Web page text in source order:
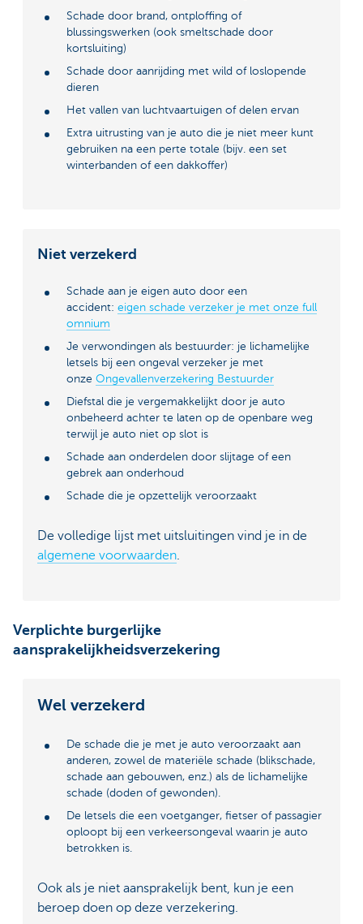
Schade door brand, ontploffing of
blussingswerken (ook smeltschade door
kortsluiting)
Schade door aanrijding met wild of loslopende
dieren
Het vallen van luchtvaartuigen of delen ervan
Extra uitrusting van je auto die je niet meer kunt
gebruiken na een perte totale (bijv. een set
winterbanden of een dakkoffer)
Niet verzekerd
Schade aan je eigen auto door een
accident: eigen schade verzeker je met onze full
omnium
Je verwondingen als bestuurder: je lichamelijke
letsels bij een ongeval verzeker je met
onze Ongevallenverzekering Bestuurder
Diefstal die je vergemakkelijkt door je auto
onbeheerd achter te laten op de openbare weg
terwijl je auto niet op slot is
Schade aan onderdelen door slijtage of een
gebrek aan onderhoud
Schade die je opzettelijk veroorzaakt
De volledige lijst met uitsluitingen vind je in de
algemene voorwaarden.
Verplichte burgerlijke
aansprakelijkheidsverzekering
Wel verzekerd
De schade die je met je auto veroorzaakt aan
anderen, zowel de materiële schade (blikschade,
schade aan gebouwen, enz.) als de lichamelijke
schade (doden of gewonden).
De letsels die een voetganger, fietser of passagier
oploopt bij een verkeersongeval waarin je auto
betrokken is.
Ook als je niet aansprakelijk bent, kun je een
beroep doen op deze verzekering.